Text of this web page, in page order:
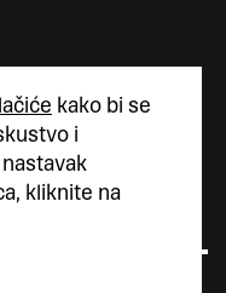
kako bi se
i
kliknite na